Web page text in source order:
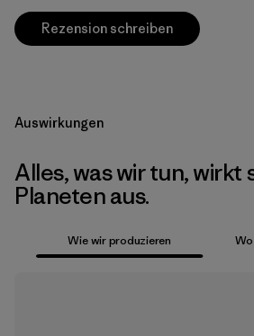
Rezension schreiben
Auswirkungen
Alles, was wir tun, wirkt
Planeten aus.
Wie wir produzieren